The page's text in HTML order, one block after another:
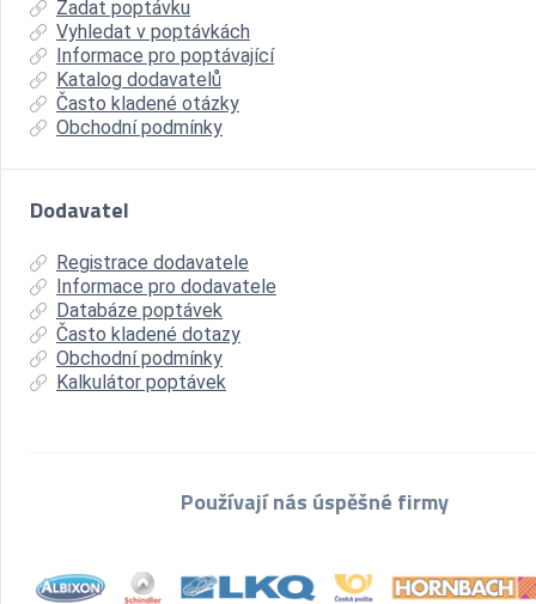
Zadat poptávku
Vyhledat v poptávkách
Informace pro poptávající
Katalog dodavatelů
Často kladené otázky
Obchodní podmínky
Dodavatel
Registrace dodavatele
Informace pro dodavatele
Databáze poptávek
Často kladené dotazy
Obchodní podmínky
Kalkulátor poptávek
Používají nás úspěšné firmy